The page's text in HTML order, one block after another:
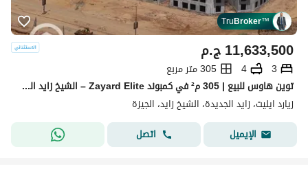
TruBroker™
ج.م11,633,500
3
4
305 متر مربع
توين هاوس للبيع | 305 م² في كمبوند Zayard Elite – الشيخ زايد الجديدة
زيارد ايليت، زايد الجديدة، الشيخ زايد، الجيزة
الإيميل
اتصل